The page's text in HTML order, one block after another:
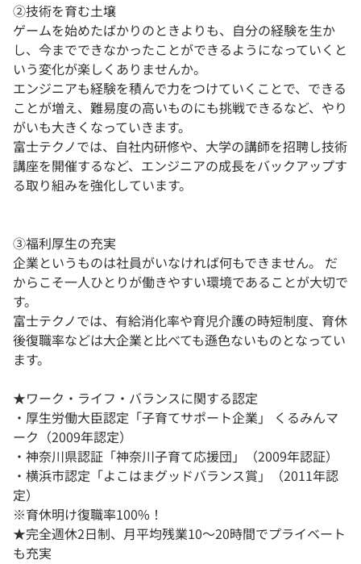
②技術を育む土壌
ゲームを始めたばかりのときよりも、自分の経験を生か
し、今までできなかったことができるようになっていくと
いう変化が楽しくありませんか。
エンジニアも経験を積んで力をつけていくことで、できる
ことが増え、難易度の高いものにも挑戦できるなど、やり
がいも大きくなっていきます。
富士テクノでは、自社内研修や、大学の講師を招聘し技術
講座を開催するなど、エンジニアの成長をバックアップす
る取り組みを強化しています。
③福利厚生の充実
企業というものは社員がいなければ何もできません。 だ
からこそ一人ひとりが働きやすい環境であることが大切で
す。
富士テクノでは、有給消化率や育児介護の時短制度、育休
後復職率などは大企業と比べても遜色ないものとなってい
ます。
★ワーク・ライフ・バランスに関する認定
・厚生労働大臣認定「子育てサポート企業」 くるみんマ
ーク（2009年認定）
・神奈川県認証「神奈川子育て応援団」（2009年認証）
・横浜市認定「よこはまグッドバランス賞」（2011年認
定）
※育休明け復職率100%！
★完全週休2日制、月平均残業10〜20時間でプライベート
も充実